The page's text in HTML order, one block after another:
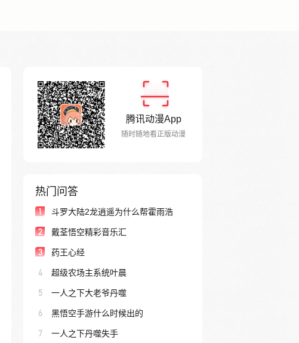
腾讯动漫App
随时随地看正版动漫
热门问答
1 斗罗大陆2龙逍遥为什么帮霍雨浩
2 戴荃悟空精彩音乐汇
3 药王心经
4 超级农场主系统叶晨
5 一人之下大老爷丹噬
6 黑悟空手游什么时候出的
7 一人之下丹噬失手